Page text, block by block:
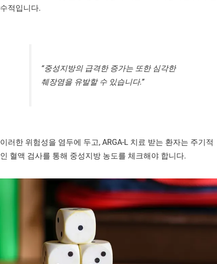
수적입니다.
“중성지방의 급격한 증가는 또한 심각한
췌장염을 유발할 수 있습니다.”
이러한 위험성을 염두에 두고, ARGA-L 치료 받는 환자는 주기적
인 혈액 검사를 통해 중성지방 농도를 체크해야 합니다.